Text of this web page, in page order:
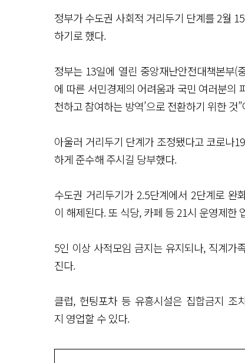
정부가 수도권 사회적 거리두기 단계를 2월
하기로 했다.
정부는 13일에 열린 중앙재난안전대책본부(
에 따른 서민경제의 어려움과 국민 여러분의
천하고 참여하는 방역’으로 전환하기 위한 것
아울러 거리두기 단계가 조정됐다고 코로나
하게 준수해 주시길 당부했다.
수도권 거리두기가 2.5단계에서 2단계로
이 해제된다. 또 식당, 카페 등 21시 운영제한
5인 이상 사적모임 금지는 유지되나, 직계가
진다.
클럽, 헌팅포차 등 유흥시설은 집합금지 조
지 영업할 수 있다.